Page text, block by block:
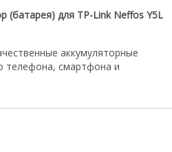
(батарея) для TP-Link Neffos Y5L
аккумуляторные
телефона, смартфона и